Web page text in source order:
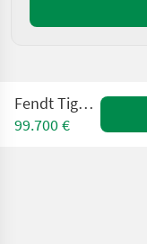
Fendt Tigo PR 60
99.700 €